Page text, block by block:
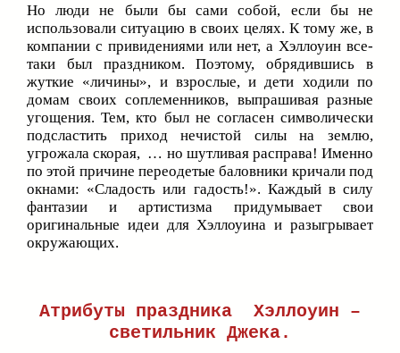
Но люди не были бы сами собой, если бы не
использовали ситуацию в своих целях. К тому же, в
компании с привидениями или нет, а Хэллоуин все-
таки был праздником. Поэтому, обрядившись в
жуткие «личины», и взрослые, и дети ходили по
домам своих соплеменников, выпрашивая разные
угощения. Тем, кто был не согласен символически
подсластить приход нечистой силы на землю,
угрожала скорая, … но шутливая расправа! Именно
по этой причине переодетые баловники кричали под
окнами: «Сладость или гадость!». Каждый в силу
фантазии и артистизма придумывает свои
оригинальные идеи для Хэллоуина и разыгрывает
окружающих.
Атрибуты праздника Хэллоуин –
светильник Джека.